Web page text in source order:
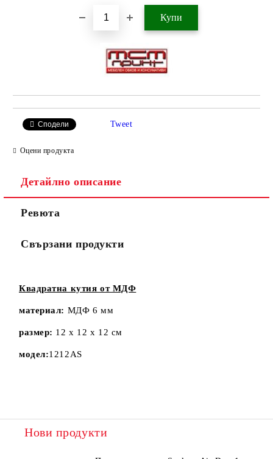
Сподели Tweet
Оцени продукта
Детайлно описание
Ревюта
Свързани продукти
Квадратна кутия от МДФ
материал: МДФ 6 мм
размер: 12 х 12 х 12 см
модел:1212AS
Нови продукти